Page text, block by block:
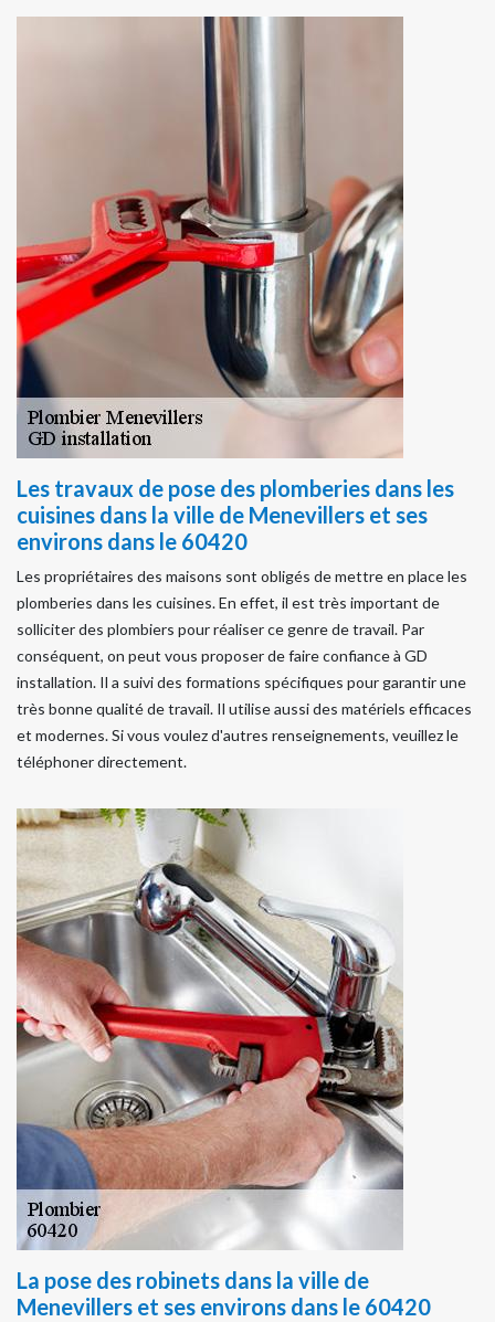
Les travaux de pose des plomberies dans les
cuisines dans la ville de Menevillers et ses
environs dans le 60420
Les propriétaires des maisons sont obligés de mettre en place les
plomberies dans les cuisines. En effet, il est très important de
solliciter des plombiers pour réaliser ce genre de travail. Par
conséquent, on peut vous proposer de faire confiance à GD
installation. Il a suivi des formations spécifiques pour garantir une
très bonne qualité de travail. Il utilise aussi des matériels efficaces
et modernes. Si vous voulez d'autres renseignements, veuillez le
téléphoner directement.
La pose des robinets dans la ville de
Menevillers et ses environs dans le 60420